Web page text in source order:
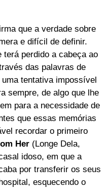
que a verdade sobre
e difícil de definir.
perdido a cabeça ao
das palavras de
tentativa impossível
sempre, de algo que lhe
para a necessidade de
que essas memórias
recordar o primeiro
Her (Longe Dela,
idoso, em que a
por transferir os seus
esquecendo o